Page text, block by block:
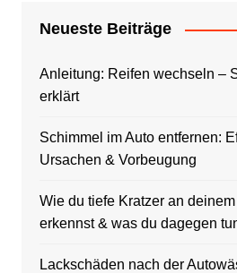
Neueste Beiträge
Anleitung: Reifen wechseln –
erklärt
Schimmel im Auto entfernen:
Ursachen & Vorbeugung
Wie du tiefe Kratzer an
erkennst & was du dagegen
Lackschäden nach der